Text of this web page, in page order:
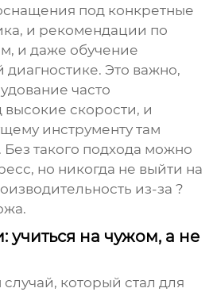
под конкретные
и рекомендации по
и даже обучение
диагностике. Это важно,
часто
высокие скорости, и
инструменту там
такого подхода можно
но никогда не выйти на
из-за ?
учиться на чужом, а не
который стал для